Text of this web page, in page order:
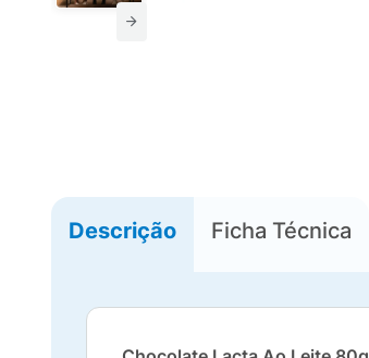
Descrição Ficha Técnica